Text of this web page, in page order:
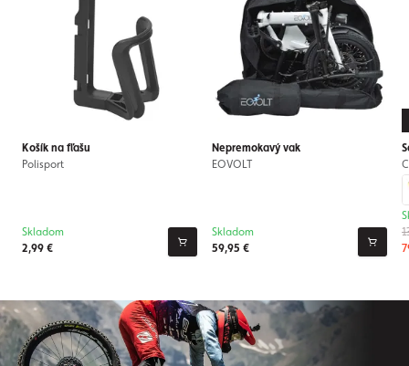
Košík na fľašu
Polisport
2,99 €
Skladom
Nepremokavý vak
EOVOLT
59,95 €
Skladom